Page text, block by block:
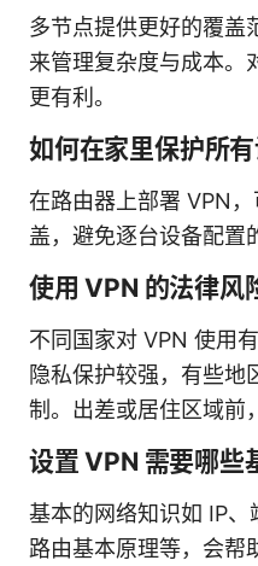
多节点提供更好的覆盖
来管理复杂度与成本。
更有利。
如何在家里保护所有
在路由器上部署 VPN
盖，避免逐台设备配置
使用 VPN 的法律风
不同国家对 VPN 使用
隐私保护较强，有些地
制。出差或居住区域前
设置 VPN 需要哪些
基本的网络知识如 IP、
路由基本原理等，会帮